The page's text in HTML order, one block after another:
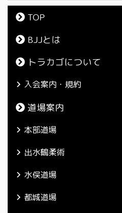
TOP
BJJとは
トラカゴについて
入会案内・規約
道場案内
本部道場
出水鶴柔術
水俣道場
都城道場